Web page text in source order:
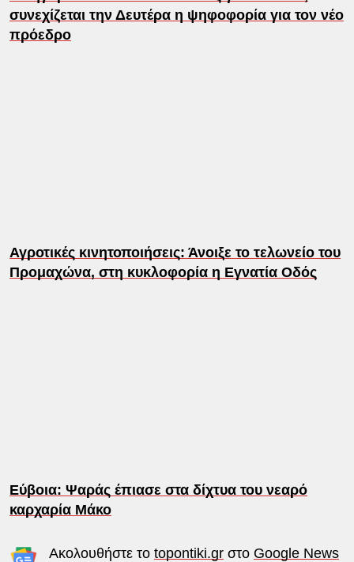
συνεχίζεται την Δευτέρα η ψηφοφορία για τον νέο
πρόεδρο
Αγροτικές κινητοποιήσεις: Άνοιξε το τελωνείο του
Προμαχώνα, στη κυκλοφορία η Εγνατία Οδός
Εύβοια: Ψαράς έπιασε στα δίχτυα του νεαρό
καρχαρία Μάκο
Ακολουθήστε το topontiki.grστο Google News